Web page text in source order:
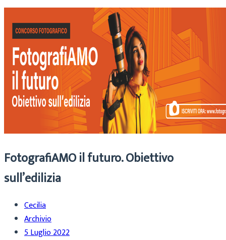
FotografiAMO il futuro. Obiettivo
sull’edilizia
Cecilia
Archivio
5 Luglio 2022